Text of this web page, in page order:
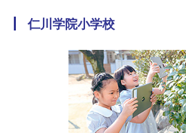
仁川学院小学校